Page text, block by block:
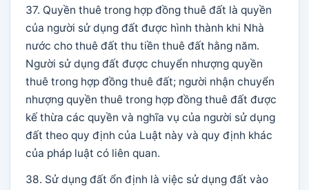
37. Quyền thuê trong hợp đồng thuê đất là quyền
của người sử dụng đất được hình thành khi Nhà
nước cho thuê đất thu tiền thuê đất hằng năm.
Người sử dụng đất được chuyển nhượng quyền
thuê trong hợp đồng thuê đất; người nhận chuyển
nhượng quyền thuê trong hợp đồng thuê đất được
kế thừa các quyền và nghĩa vụ của người sử dụng
đất theo quy định của Luật này và quy định khác
của pháp luật có liên quan.
38. Sử dụng đất ổn định là việc sử dụng đất vào